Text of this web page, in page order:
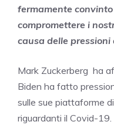
fermamente
compromettere i
causa delle
Mark Zuckerberg ha
Biden ha fatto
sulle sue piattaforme
riguardanti il Covid-19.